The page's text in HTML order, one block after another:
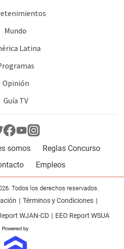
Mundo
Latina
Opinión
Guía TV
somos
Reglas Concurso
Empleos
Todos los derechos reservados.
Términos y Condiciones
WJAN-CD EEO Report WSUA